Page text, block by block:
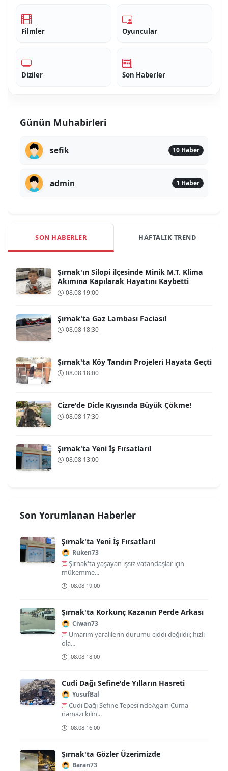
Filmler Oyuncular
Diziler Son Haberler
Günün Muhabirleri
sefik 10 Haber
admin 1 Haber
SON HABERLER HAFTALIK TREND
Şırnak'ın Silopi ilçesinde Minik M.T. Klima
Akımına Kapılarak Hayatını Kaybetti
08.08 19:00
Şırnak'ta Gaz Lambası Faciası!
08.08 18:30
Şırnak'ta Köy Tandırı Projeleri Hayata Geçti
08.08 18:00
Cizre'de Dicle Kıyısında Büyük Çökme!
08.08 17:30
Şırnak'ta Yeni İş Fırsatları!
08.08 13:00
Son Yorumlanan Haberler
Şırnak'ta Yeni İş Fırsatları!
Ruken73
Şırnak'ta yaşayan işsiz vatandaşlar için
mükemme...
08.08 19:00
Şırnak'ta Korkunç Kazanın Perde Arkası
Ciwan73
Umarım yaralilerin durumu ciddi değildir, hızlı
ola...
08.08 18:00
Cudi Dağı Sefine'de Yılların Hasreti
YusufBal
Cudi Dağı Sefine Tepesi'ndeAgain Cuma
namazı kılın...
08.08 16:00
Şırnak'ta Gözler Üzerimizde
Baran73